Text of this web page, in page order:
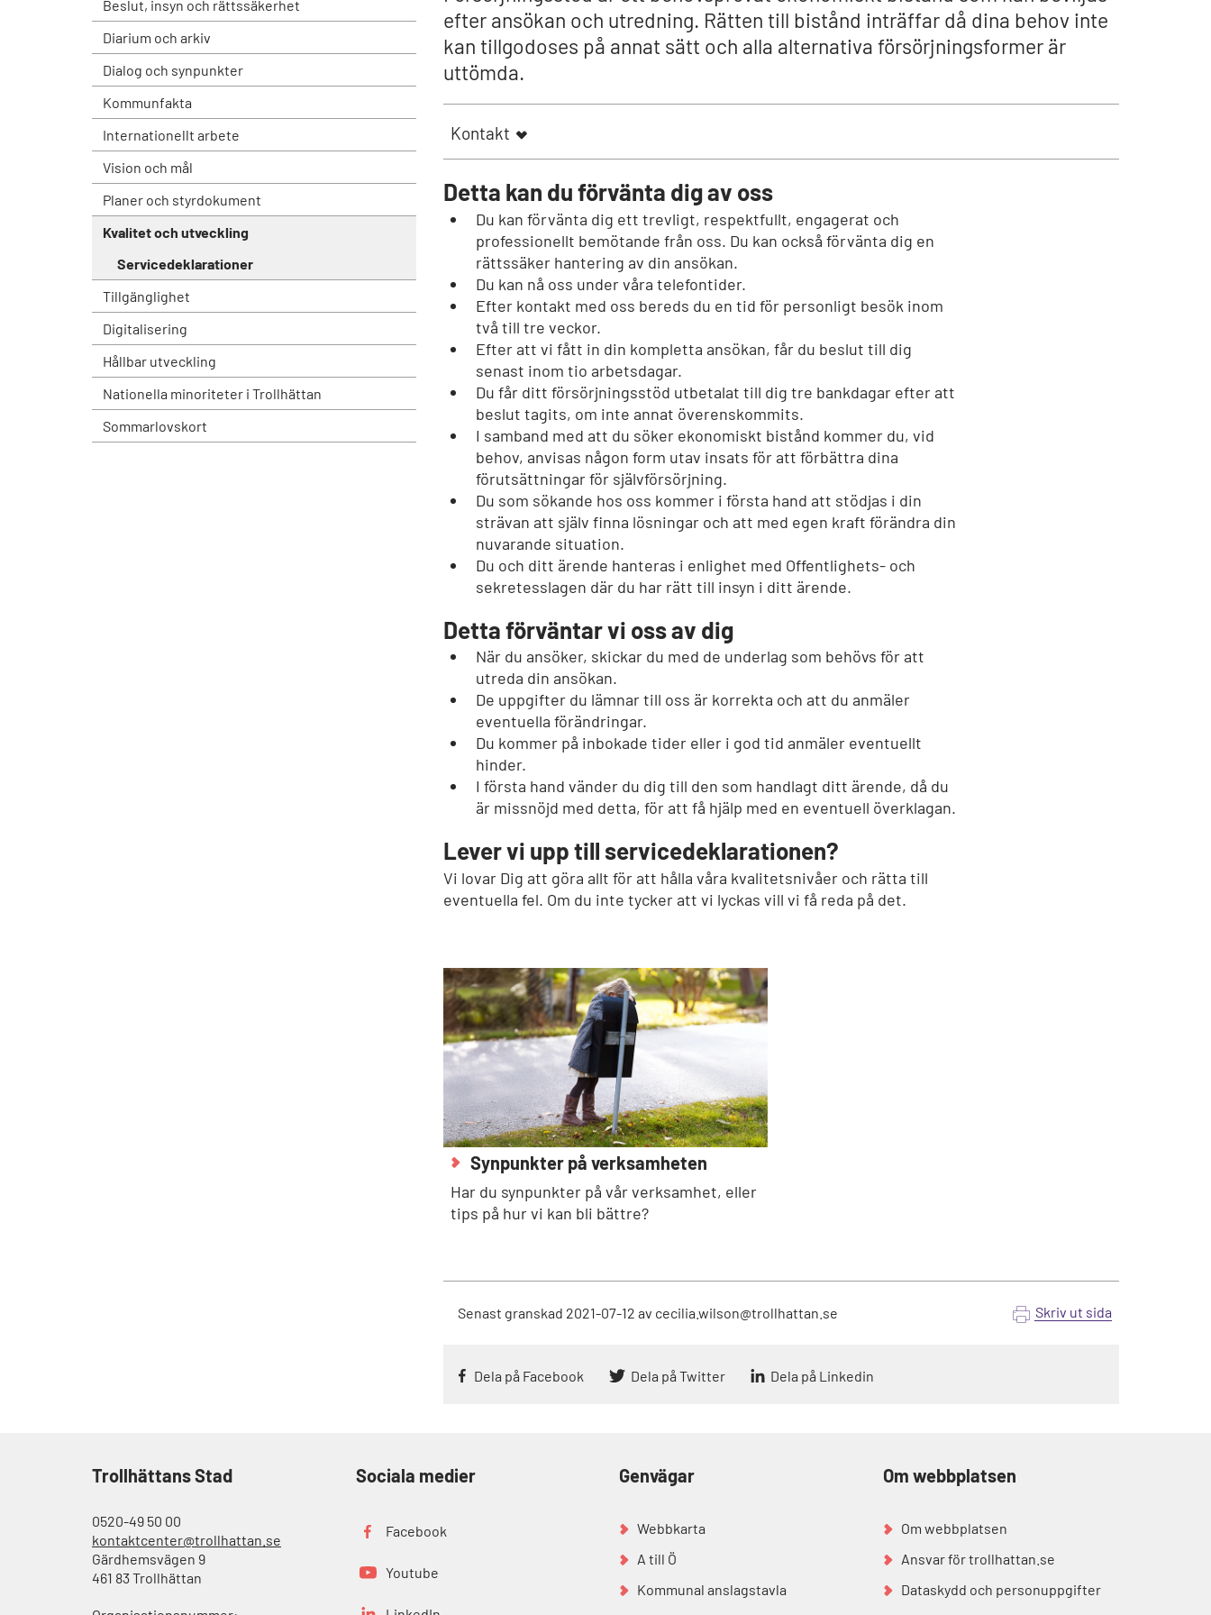
Beslut, insyn och rättssäkerhet
Diarium och arkiv
Dialog och synpunkter
Kommunfakta
Internationellt arbete
Vision och mål
Planer och styrdokument
Kvalitet och utveckling
Servicedeklarationer
Tillgänglighet
Digitalisering
Hållbar utveckling
Nationella minoriteter i Trollhättan
Sommarlovskort
efter ansökan och utredning. Rätten till bistånd inträffar då dina behov inte
kan tillgodoses på annat sätt och alla alternativa försörjningsformer är
uttömda.
Kontakt
Detta kan du förvänta dig av oss
Du kan förvänta dig ett trevligt, respektfullt, engagerat och
professionellt bemötande från oss. Du kan också förvänta dig en
rättssäker hantering av din ansökan.
Du kan nå oss under våra telefontider.
Efter kontakt med oss bereds du en tid för personligt besök inom
två till tre veckor.
Efter att vi fått in din kompletta ansökan, får du beslut till dig
senast inom tio arbetsdagar.
Du får ditt försörjningsstöd utbetalat till dig tre bankdagar efter att
beslut tagits, om inte annat överenskommits.
I samband med att du söker ekonomiskt bistånd kommer du, vid
behov, anvisas någon form utav insats för att förbättra dina
förutsättningar för självförsörjning.
Du som sökande hos oss kommer i första hand att stödjas i din
strävan att själv finna lösningar och att med egen kraft förändra din
nuvarande situation.
Du och ditt ärende hanteras i enlighet med Offentlighets- och
sekretesslagen där du har rätt till insyn i ditt ärende.
Detta förväntar vi oss av dig
När du ansöker, skickar du med de underlag som behövs för att
utreda din ansökan.
De uppgifter du lämnar till oss är korrekta och att du anmäler
eventuella förändringar.
Du kommer på inbokade tider eller i god tid anmäler eventuellt
hinder.
I första hand vänder du dig till den som handlagt ditt ärende, då du
är missnöjd med detta, för att få hjälp med en eventuell överklagan.
Lever vi upp till servicedeklarationen?
Vi lovar Dig att göra allt för att hålla våra kvalitetsnivåer och rätta till
eventuella fel. Om du inte tycker att vi lyckas vill vi få reda på det.
Synpunkter på verksamheten
Har du synpunkter på vår verksamhet, eller
tips på hur vi kan bli bättre?
Senast granskad 2021-07-12 av cecilia.wilson@trollhattan.se Skriv ut sida
Dela på Facebook Dela på Twitter Dela på Linkedin
Trollhättans Stad
0520-49 50 00
kontaktcenter@trollhattan.se
Gärdhemsvägen 9
461 83 Trollhättan
Sociala medier
Facebook
Youtube
Genvägar
Webbkarta
A till Ö
Kommunal anslagstavla
Om webbplatsen
Om webbplatsen
Ansvar för trollhattan.se
Dataskydd och personuppgifter